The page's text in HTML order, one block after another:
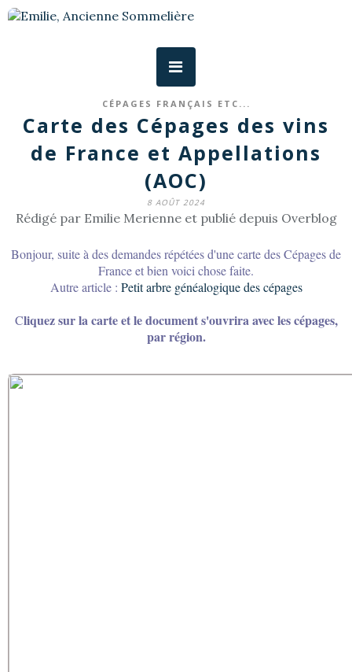
CÉPAGES FRANÇAIS ETC...
Carte des Cépages des vins
de France et Appellations
(AOC)
8 AOÛT 2024
Rédigé par Emilie Merienne et publié depuis Overblog
Bonjour, suite à des demandes répétées d'une carte des Cépages de
France et bien voici chose faite.
Autre article : Petit arbre généalogique des cépages
Cliquez sur la carte et le document s'ouvrira avec les cépages,
par région.